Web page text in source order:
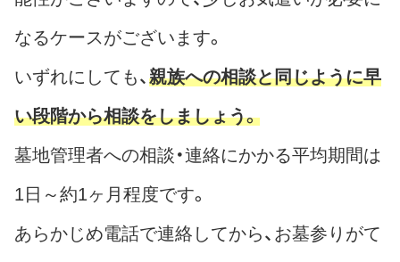
なるケースがございます。
いずれにしても、 親族への相談と同じように早
い段階から相談をしましょう。
墓地管理者への相談・連絡にかかる平均期間は
1日～約1ヶ月程度です。
あらかじめ電話で連絡してから、お墓参りがて